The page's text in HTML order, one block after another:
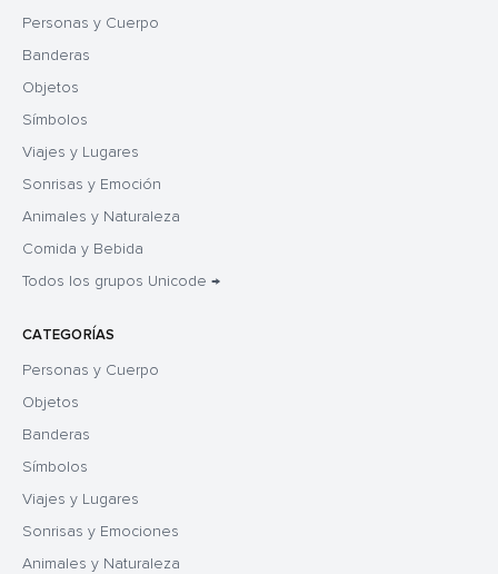
Personas y Cuerpo
Banderas
Objetos
Símbolos
Viajes y Lugares
Sonrisas y Emoción
Animales y Naturaleza
Comida y Bebida
Todos los grupos Unicode →
CATEGORÍAS
Personas y Cuerpo
Objetos
Banderas
Símbolos
Viajes y Lugares
Sonrisas y Emociones
Animales y Naturaleza